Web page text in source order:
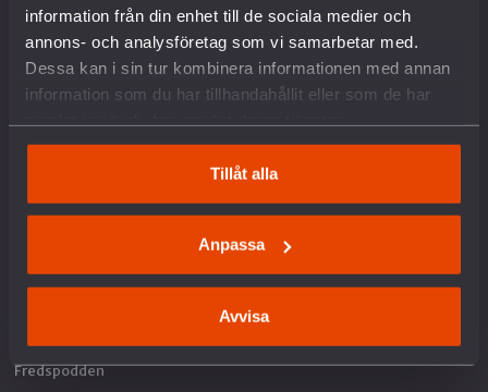
information från din enhet till de sociala medier och
annons- och analysföretag som vi samarbetar med.
Dessa kan i sin tur kombinera informationen med annan
information som du har tillhandahållit eller som de har
Tillåt alla
Anpassa
Avvisa
VAD VI GÖR
Arbete mot vapenexport
Nedrustning
Militäravtalet med USA (DCA)
Situationen i Palestina och Israel
Hållbar fred och säkerhet
Fredstidningen PAX
Fredspodden